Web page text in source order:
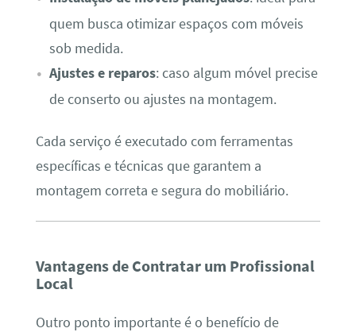
quem busca otimizar espaços com móveis
sob medida.
Ajustes e reparos: caso algum móvel precise
de conserto ou ajustes na montagem.
Cada serviço é executado com ferramentas
específicas e técnicas que garantem a
montagem correta e segura do mobiliário.
Vantagens de Contratar um Profissional
Local
Outro ponto importante é o benefício de